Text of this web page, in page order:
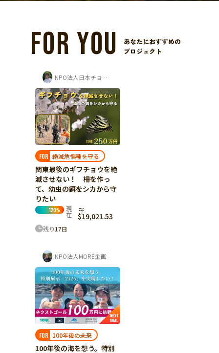
FOR YOU
あなたにおすすめの
プロジェクト
NPO法人日本チョウ類保全協会
FOR 絶滅危惧種を守る
関東最後のギフチョウを絶
滅させない！ 柵を作っ
て、幼虫の餌をシカから守
りたい
120% 現
在
≈
$19,021.53
残り17日
NPO法人MORE企画
FOR 100年後の未来
100年後の海を想う。特別